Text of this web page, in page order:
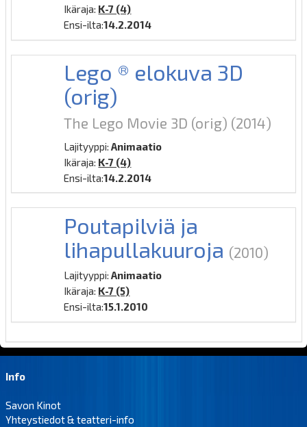
Ikäraja: K-7 (4)
Ensi-ilta:14.2.2014
Lego ® elokuva 3D
(orig)
The Lego Movie 3D (orig) (2014)
Lajityyppi:Animaatio
Ikäraja: K-7 (4)
Ensi-ilta:14.2.2014
Poutapilviä ja
lihapullakuuroja (2010)
Lajityyppi:Animaatio
Ikäraja: K-7 (5)
Ensi-ilta:15.1.2010
Info
Savon Kinot
Yhteystiedot & teatteri-info